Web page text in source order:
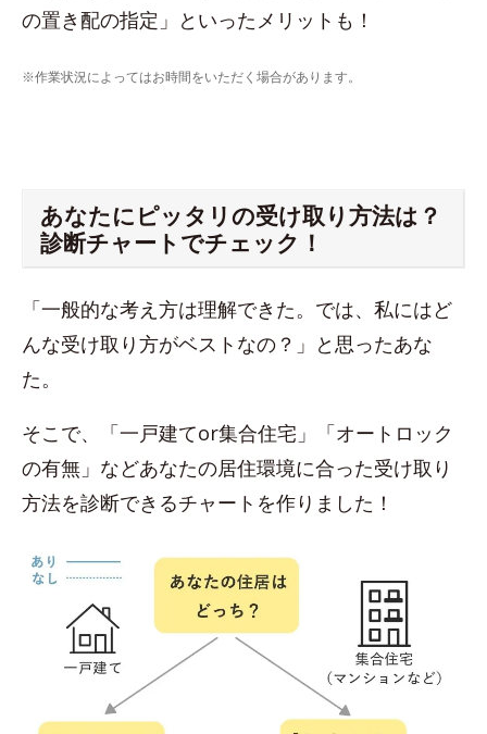
の置き配の指定」といったメリットも！
※作業状況によってはお時間をいただく場合があります。
あなたにピッタリの受け取り方法は？
診断チャートでチェック！
「一般的な考え方は理解できた。では、私にはど
んな受け取り方がベストなの？」と思ったあな
た。
そこで、「一戸建てor集合住宅」「オートロック
の有無」などあなたの居住環境に合った受け取り
方法を診断できるチャートを作りました！